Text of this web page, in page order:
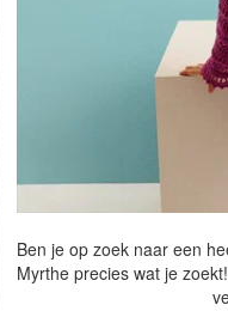
Ben je op zoek naar een
Myrthe precies wat je zoekt!